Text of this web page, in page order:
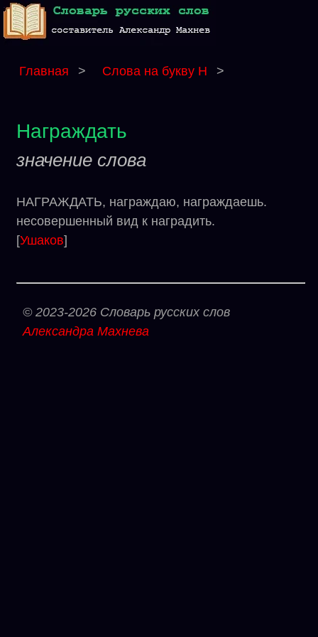
Главная > Слова на букву Н >
Награждать
значение слова
НАГРАЖДАТЬ, награждаю, награждаешь.
несовершенный вид к наградить.
[Ушаков]
© 2023-2026 Словарь русских слов
Александра Махнева